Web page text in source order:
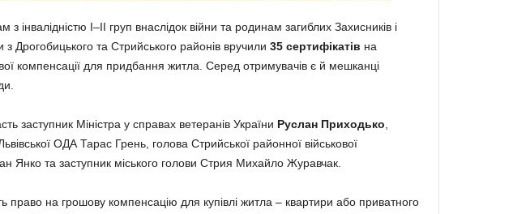
інвалідністю І–ІІ груп внаслідок війни та родинам загиблих Захисників і
з Дрогобицького та Стрийського районів вручили 35 сертифікатів на
компенсації для придбання житла. Серед отримувачів є й мешканці
заступник Міністра у справах ветеранів України Руслан Приходько
ОДА Тарас Грень, голова Стрийської районної військової
Янко та заступник міського голови Стрия Михайло Журавчак.
право на грошову компенсацію для купівлі житла – квартири або приватного